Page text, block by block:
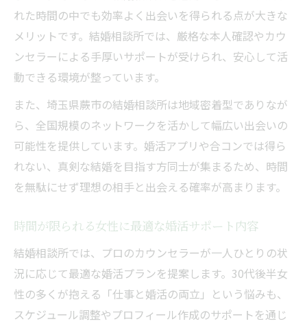
れた時間の中でも効率よく出会いを得られる点が大きな
メリットです。結婚相談所では、厳格な本人確認やカウ
ンセラーによる手厚いサポートが受けられ、安心して活
動できる環境が整っています。
また、埼玉県蕨市の結婚相談所は地域密着型でありなが
ら、全国規模のネットワークを活かして幅広い出会いの
可能性を提供しています。婚活アプリや合コンでは得ら
れない、真剣な結婚を目指す方同士が集まるため、時間
を無駄にせず理想の相手と出会える確率が高まります。
時間が限られる女性に最適な婚活サポート内容
結婚相談所では、プロのカウンセラーが一人ひとりの状
況に応じて最適な婚活プランを提案します。30代後半女
性の多くが抱える「仕事と婚活の両立」という悩みも、
スケジュール調整やプロフィール作成のサポートを通じ